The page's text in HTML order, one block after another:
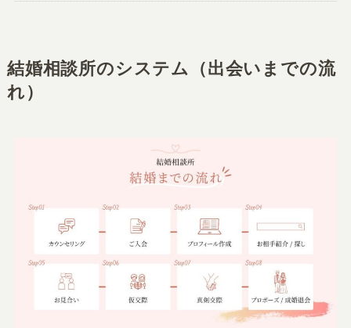
結婚相談所のシステム（出会いまでの流
れ）